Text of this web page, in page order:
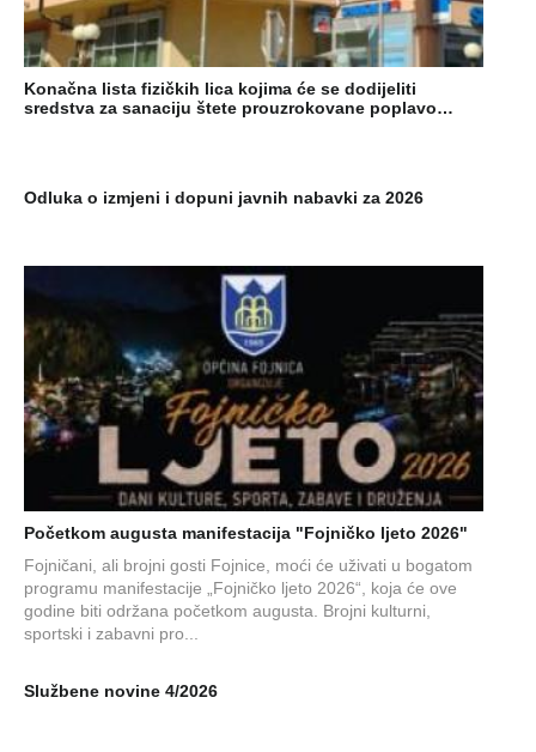
Konačna lista fizičkih lica kojima će se dodijeliti
sredstva za sanaciju štete prouzrokovane poplavo…
Odluka o izmjeni i dopuni javnih nabavki za 2026
Početkom augusta manifestacija "Fojničko ljeto 2026"
Fojničani, ali brojni gosti Fojnice, moći će uživati u bogatom
programu manifestacije „Fojničko ljeto 2026“, koja će ove
godine biti održana početkom augusta. Brojni kulturni,
sportski i zabavni pro...
Službene novine 4/2026